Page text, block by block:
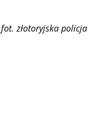
fot. złotoryjska policja